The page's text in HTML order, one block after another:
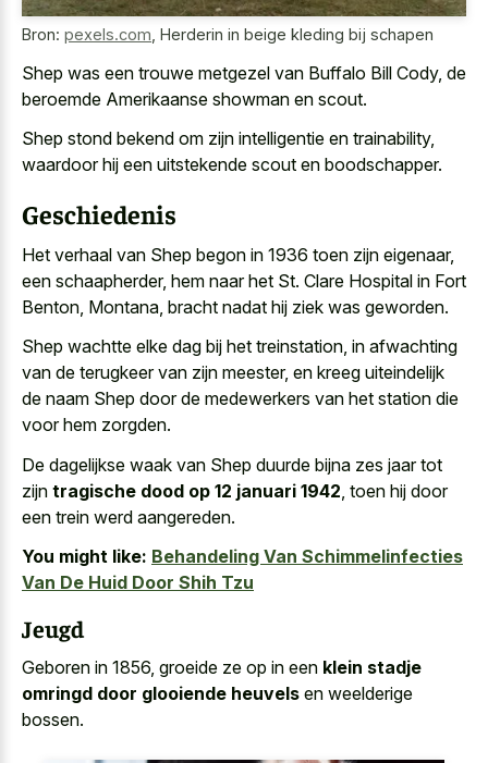
Bron: pexels.com Herderin in beige kleding bij schapen
Shep was een trouwe metgezel van Buffalo Bill Cody, de
beroemde Amerikaanse showman en scout.
Shep stond bekend om zijn intelligentie en trainability,
waardoor hij een uitstekende scout en boodschapper.
Geschiedenis
Het verhaal van Shep begon in 1936 toen zijn eigenaar,
een schaapherder, hem naar het St. Clare Hospital in Fort
Benton, Montana, bracht nadat hij ziek was geworden.
Shep wachtte elke dag bij het treinstation, in afwachting
van de terugkeer van zijn meester, en kreeg uiteindelijk
de naam Shep door de medewerkers van het station die
voor hem zorgden.
De dagelijkse waak van Shep duurde bijna zes jaar tot
zijn tragische dood op 12 januari 1942 , toen hij door
een trein werd aangereden.
You might like: Behandeling Van Schimmelinfecties
Van De Huid Door Shih Tzu
Jeugd
Geboren in 1856, groeide ze op in een klein stadje
omringd door glooiende heuvels en weelderige
bossen.